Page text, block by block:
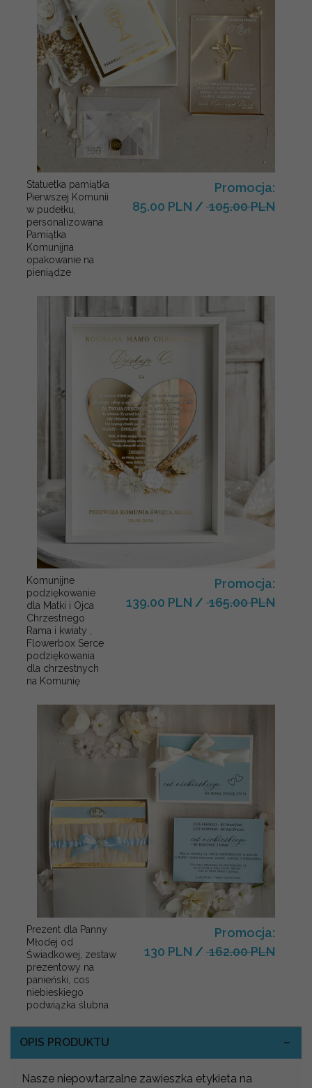
Statuetka pamiątka
Pierwszej Komunii
w pudełku,
personalizowana
Pamiątka
Komunijna
opakowanie na
pieniądze
Promocja:
85.00 PLN / 105.00 PLN
Komunijne
podziękowanie
dla Matki i Ojca
Chrzestnego
Rama i kwiaty ,
Flowerbox Serce
podziękowania
dla chrzestnych
na Komunię
Promocja:
139.00 PLN / 165.00 PLN
Prezent dla Panny
Młodej od
Świadkowej, zestaw
prezentowy na
panieński, cos
niebieskiego
podwiązka ślubna
Promocja:
130 PLN / 162.00 PLN
OPIS PRODUKTU
Nasze niepowtarzalne zawieszka etykieta na